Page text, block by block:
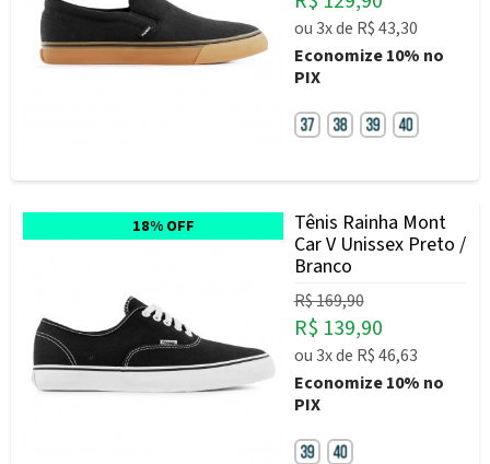
ou3xde R$ 43,30
Economize10% no
PIX
18% OFF
Tênis Rainha Mont
Car V Unissex Preto /
Branco
R$ 169,90
R$ 139,90
ou3xde R$ 46,63
Economize10% no
PIX